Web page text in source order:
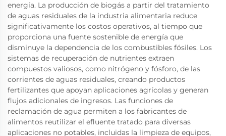
energía. La producción de biogás a partir del tratamiento
de aguas residuales de la industria alimentaria reduce
significativamente los costos operativos, al tiempo que
proporciona una fuente sostenible de energía que
disminuye la dependencia de los combustibles fósiles. Los
sistemas de recuperación de nutrientes extraen
compuestos valiosos, como nitrógeno y fósforo, de las
corrientes de aguas residuales, creando productos
fertilizantes que apoyan aplicaciones agrícolas y generan
flujos adicionales de ingresos. Las funciones de
reclamación de agua permiten a los fabricantes de
alimentos reutilizar el efluente tratado para diversas
aplicaciones no potables, incluidas la limpieza de equipos,